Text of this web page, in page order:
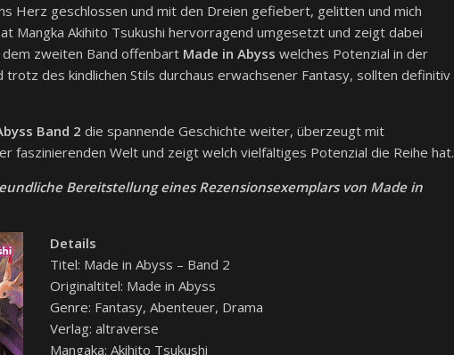
Herz geschlossen und mit den Dreien gefiebert, gelitten und mich
Mangka Akihito Tsukushi hervorragend umgesetzt und zeigt dabei
zweiten Band offenbart Made in Abyss welches Potenzial in der
des kindlichen Stils durchaus erwachsener Fantasy, sollten definitiv
Band 2 die spannende Geschichte weiter, überzeugt mit
faszinierenden Welt und zeigt welch vielfältiges Potenzial die Reihe hat.
Bereitstellung eines Rezensionsexemplars von Made in
Details
Titel: Made in Abyss – Band 2
Originaltitel: Made in Abyss
Genre: Fantasy, Abenteuer, Drama
Verlag: altraverse
Mangaka: Akihito Tsukushi